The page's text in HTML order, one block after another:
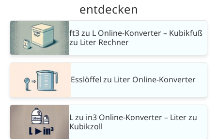
entdecken
ft3 zu L Online-Konverter – Kubikfuß
zu Liter Rechner
Esslöffel zu Liter Online-Konverter
L zu in3 Online-Konverter – Liter zu
Kubikzoll